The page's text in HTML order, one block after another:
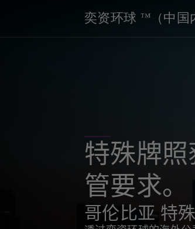
奕资环球 ™（中国
特殊牌
管要求。
哥伦比亚 特